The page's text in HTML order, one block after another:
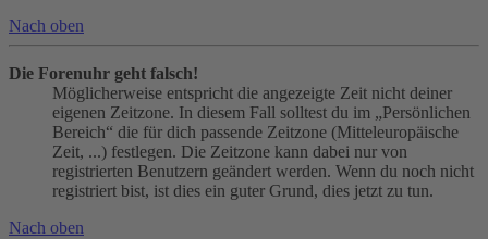
Nach oben
Die Forenuhr geht falsch!
Möglicherweise entspricht die angezeigte Zeit nicht deiner
eigenen Zeitzone. In diesem Fall solltest du im „Persönlichen
Bereich“ die für dich passende Zeitzone (Mitteleuropäische
Zeit, ...) festlegen. Die Zeitzone kann dabei nur von
registrierten Benutzern geändert werden. Wenn du noch nicht
registriert bist, ist dies ein guter Grund, dies jetzt zu tun.
Nach oben